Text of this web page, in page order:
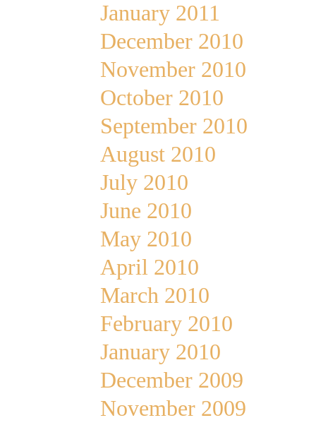
January 2011
December 2010
November 2010
October 2010
September 2010
August 2010
July 2010
June 2010
May 2010
April 2010
March 2010
February 2010
January 2010
December 2009
November 2009